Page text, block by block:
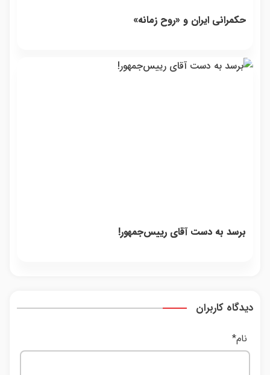
حکمرانی ایران و «روح زمانه»
برسد به دست آقای رییس‌جمهور!
دیدگاه کاربران
نام*